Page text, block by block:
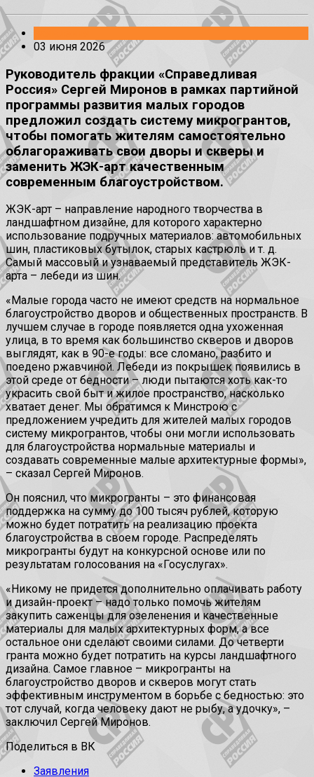
03 июня 2026
Руководитель фракции «Справедливая
Россия» Сергей Миронов в рамках партийной
программы развития малых городов
предложил создать систему микрогрантов,
чтобы помогать жителям самостоятельно
облагораживать свои дворы и скверы и
заменить ЖЭК-арт качественным
современным благоустройством.
ЖЭК-арт – направление народного творчества в
ландшафтном дизайне, для которого характерно
использование подручных материалов: автомобильных
шин, пластиковых бутылок, старых кастрюль и т. д.
Самый массовый и узнаваемый представитель ЖЭК-
арта – лебеди из шин.
«Малые города часто не имеют средств на нормальное
благоустройство дворов и общественных пространств. В
лучшем случае в городе появляется одна ухоженная
улица, в то время как большинство скверов и дворов
выглядят, как в 90-е годы: все сломано, разбито и
поедено ржавчиной. Лебеди из покрышек появились в
этой среде от бедности – люди пытаются хоть как-то
украсить свой быт и жилое пространство, насколько
хватает денег. Мы обратимся к Минстрою с
предложением учредить для жителей малых городов
систему микрогрантов, чтобы они могли использовать
для благоустройства нормальные материалы и
создавать современные малые архитектурные формы»,
– сказал Сергей Миронов.
Он пояснил, что микрогранты – это финансовая
поддержка на сумму до 100 тысяч рублей, которую
можно будет потратить на реализацию проекта
благоустройства в своем городе. Распределять
микрогранты будут на конкурсной основе или по
результатам голосования на «Госуслугах».
«Никому не придется дополнительно оплачивать работу
и дизайн-проект – надо только помочь жителям
закупить саженцы для озеленения и качественные
материалы для малых архитектурных форм, а все
остальное они сделают своими силами. До четверти
гранта можно будет потратить на курсы ландшафтного
дизайна. Самое главное – микрогранты на
благоустройство дворов и скверов могут стать
эффективным инструментом в борьбе с бедностью: это
тот случай, когда человеку дают не рыбу, а удочку», –
заключил Сергей Миронов.
Поделиться в ВК
Заявления